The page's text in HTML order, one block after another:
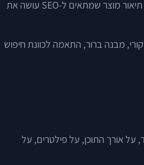
תיאור מוצר טוב הוא טקסט שמסביר בצורה ברורה מה המוצר, למי הוא מתאים, איך משתמשים בו, מה כולל המפרט שלו, ומה חשוב לדעת לפני רכישה. תיאור מוצר שמתאים ל-SEO עושה את
מבנה ברור, התאמה לכוונת חיפוש
על אורך התוכן, על פילטרים, על